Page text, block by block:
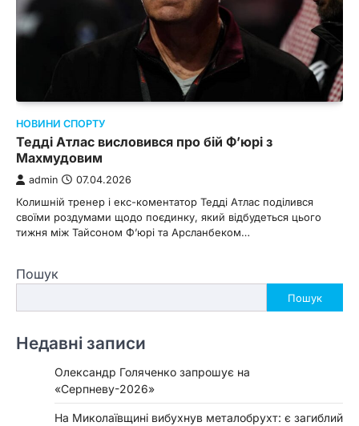
НОВИНИ СПОРТУ
Тедді Атлас висловився про бій Ф’юрі з
Махмудовим
admin 07.04.2026
Колишній тренер і екс-коментатор Тедді Атлас поділився
своїми роздумами щодо поєдинку, який відбудеться цього
тижня між Тайсоном Ф’юрі та Арсланбеком…
Пошук
Пошук
Недавні записи
Олександр Голяченко запрошує на
«Серпневу-2026»
На Миколаївщині вибухнув металобрухт: є загиблий